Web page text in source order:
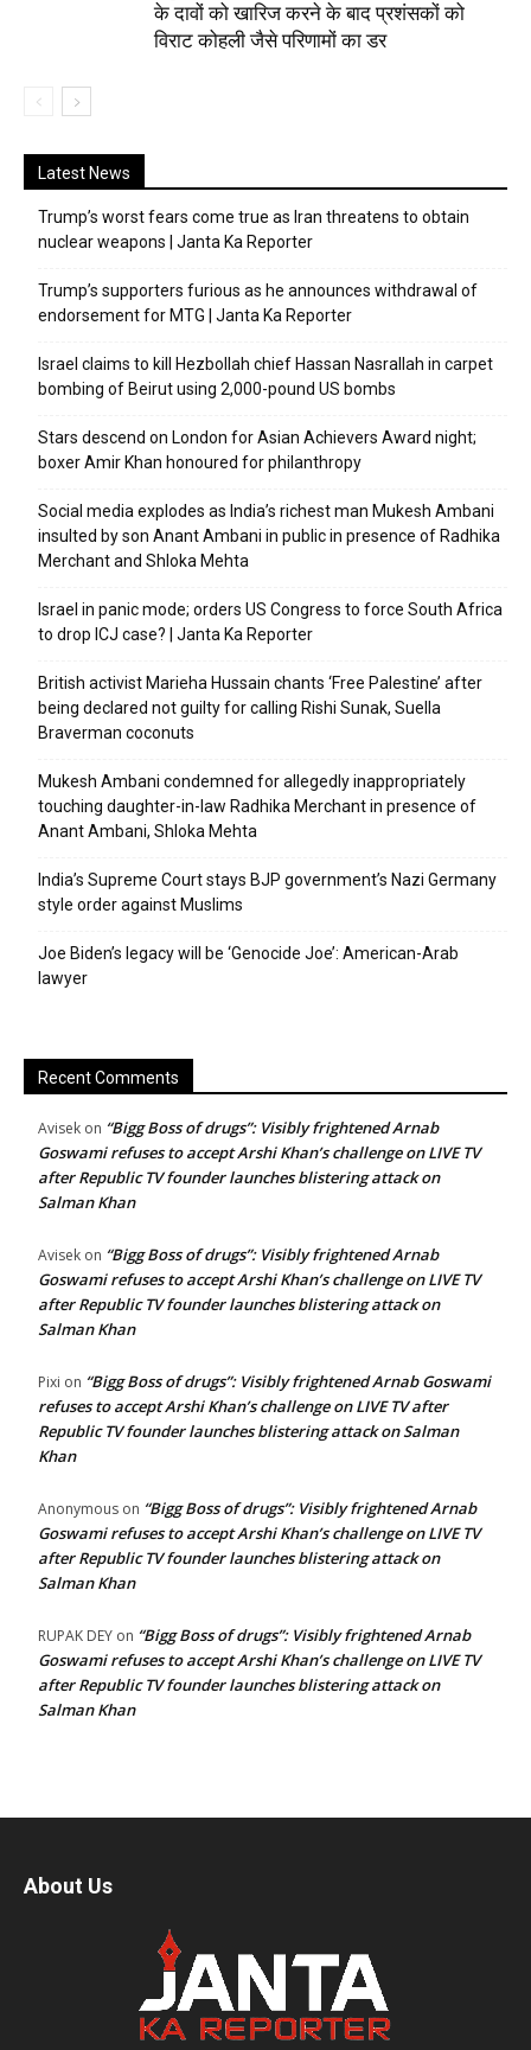
के दावों को खारिज करने के बाद प्रशंसकों को
विराट कोहली जैसे परिणामों का डर
Latest News
Trump’s worst fears come true as Iran threatens to obtain
nuclear weapons | Janta Ka Reporter
Trump’s supporters furious as he announces withdrawal of
endorsement for MTG | Janta Ka Reporter
Israel claims to kill Hezbollah chief Hassan Nasrallah in carpet
bombing of Beirut using 2,000-pound US bombs
Stars descend on London for Asian Achievers Award night;
boxer Amir Khan honoured for philanthropy
Social media explodes as India’s richest man Mukesh Ambani
insulted by son Anant Ambani in public in presence of Radhika
Merchant and Shloka Mehta
Israel in panic mode; orders US Congress to force South Africa
to drop ICJ case? | Janta Ka Reporter
British activist Marieha Hussain chants ‘Free Palestine’ after
being declared not guilty for calling Rishi Sunak, Suella
Braverman coconuts
Mukesh Ambani condemned for allegedly inappropriately
touching daughter-in-law Radhika Merchant in presence of
Anant Ambani, Shloka Mehta
India’s Supreme Court stays BJP government’s Nazi Germany
style order against Muslims
Joe Biden’s legacy will be ‘Genocide Joe’: American-Arab
lawyer
Recent Comments
Avisek on “Bigg Boss of drugs”: Visibly frightened Arnab
Goswami refuses to accept Arshi Khan’s challenge on LIVE TV
after Republic TV founder launches blistering attack on
Salman Khan
Avisek on “Bigg Boss of drugs”: Visibly frightened Arnab
Goswami refuses to accept Arshi Khan’s challenge on LIVE TV
after Republic TV founder launches blistering attack on
Salman Khan
Pixi on “Bigg Boss of drugs”: Visibly frightened Arnab Goswami
refuses to accept Arshi Khan’s challenge on LIVE TV after
Republic TV founder launches blistering attack on Salman
Khan
Anonymous on “Bigg Boss of drugs”: Visibly frightened Arnab
Goswami refuses to accept Arshi Khan’s challenge on LIVE TV
after Republic TV founder launches blistering attack on
Salman Khan
RUPAK DEY on “Bigg Boss of drugs”: Visibly frightened Arnab
Goswami refuses to accept Arshi Khan’s challenge on LIVE TV
after Republic TV founder launches blistering attack on
Salman Khan
About Us